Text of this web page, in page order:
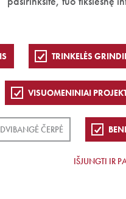
TRINKELĖS
VISUOMENINIAI
ČERPĖ
IŠJUNGTI IR